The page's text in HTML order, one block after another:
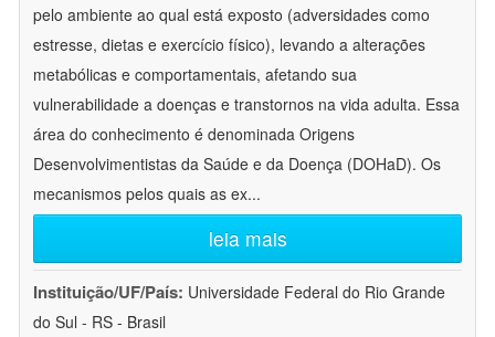
pelo ambiente ao qual está exposto (adversidades como
estresse, dietas e exercício físico), levando a alterações
metabólicas e comportamentais, afetando sua
vulnerabilidade a doenças e transtornos na vida adulta. Essa
área do conhecimento é denominada Origens
Desenvolvimentistas da Saúde e da Doença (DOHaD). Os
mecanismos pelos quais as ex...
leia mais
Instituição/UF/País: Universidade Federal do Rio Grande
do Sul - RS - Brasil